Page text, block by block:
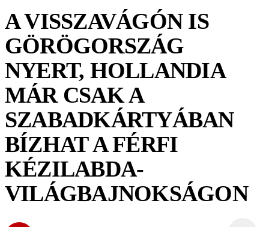
A VISSZAVÁGÓN IS
GÖRÖGORSZÁG
NYERT, HOLLANDIA
MÁR CSAK A
SZABADKÁRTYÁBAN
BÍZHAT A FÉRFI
KÉZILABDA-
VILÁGBAJNOKSÁGON